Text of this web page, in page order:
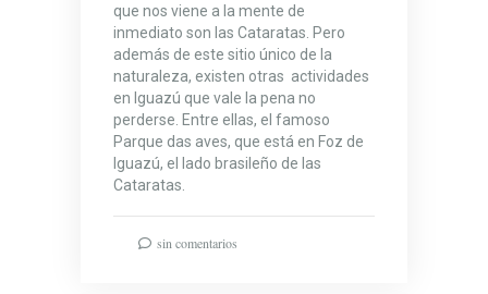
que nos viene a la mente de
inmediato son las Cataratas. Pero
además de este sitio único de la
naturaleza, existen otras actividades
en Iguazú que vale la pena no
perderse. Entre ellas, el famoso
Parque das aves, que está en Foz de
Iguazú, el lado brasileño de las
Cataratas.
sin comentarios